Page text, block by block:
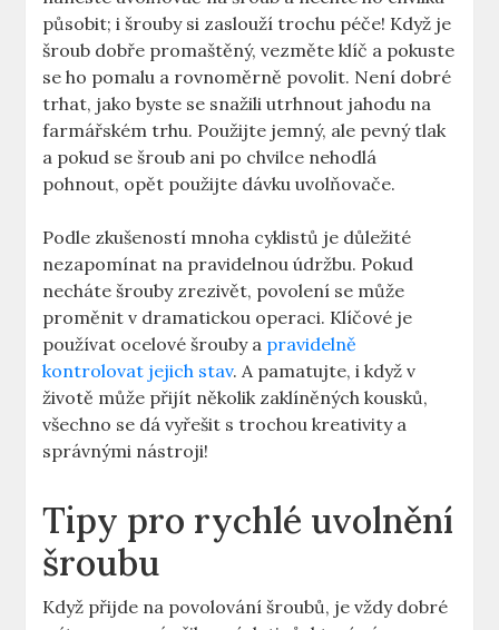
působit; ‌i šrouby ‍si ‌zaslouží trochu ​péče! ⁣Když je
šroub dobře promaštěný, vezměte klíč‌ a pokuste
se ​ho pomalu a rovnoměrně⁣ povolit. Není dobré
trhat, jako ​byste se snažili utrhnout jahodu na
farmářském⁢ trhu. Použijte jemný, ale pevný tlak
a pokud se šroub ani ‌po chvilce nehodlá
‌pohnout, ⁤opět použijte dávku‌ uvolňovače.
Podle zkušeností mnoha ‍cyklistů je důležité
nezapomínat na pravidelnou ‍údržbu. Pokud
⁣necháte šrouby zrezivět, povolení se ⁣může
proměnit v dramatickou operaci. Klíčové je
používat ⁢ocelové šrouby a pravidelně
kontrolovat jejich stav. A pamatujte, ‌i když v
životě ⁣může‌ přijít několik zaklíněných ‍kousků,
všechno se dá vyřešit s trochou kreativity a
správnými​ nástroji!
Tipy pro rychlé uvolnění
šroubu
Když přijde na povolování šroubů, je vždy ‍dobré